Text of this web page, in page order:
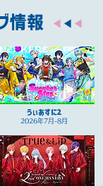
情報 ▶︎
▶︎
▶︎
うぃあすに2
2026年7月-8月